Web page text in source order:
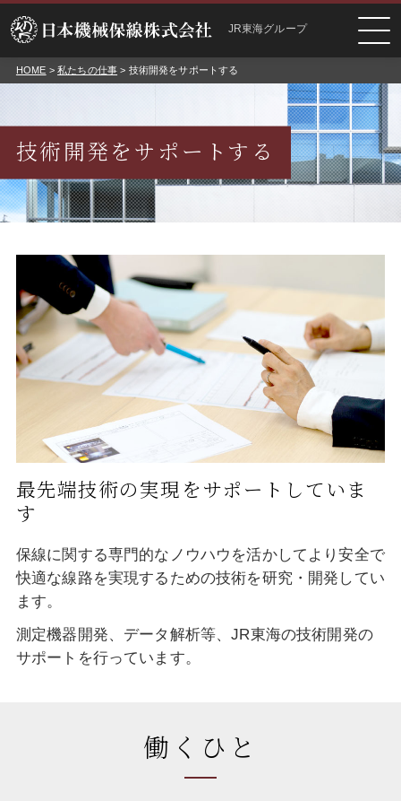
JR東海グループ
HOME >私たちの仕事 > 技術開発をサポートする
技術開発をサポートする
最先端技術の実現を サポートしていま
す
保線に関する専門的なノウハウを活かしてより安全で
快適な線路を実現するための技術を研究・開発してい
ます。
測定機器開発、データ解析等、JR東海の技術開発の
サポートを行っています。
働くひと